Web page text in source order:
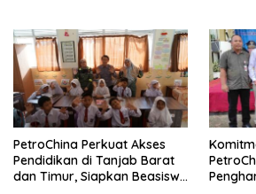
PetroChina Perkuat Akses
Pendidikan di Tanjab Barat
dan Timur, Siapkan Beasiswa